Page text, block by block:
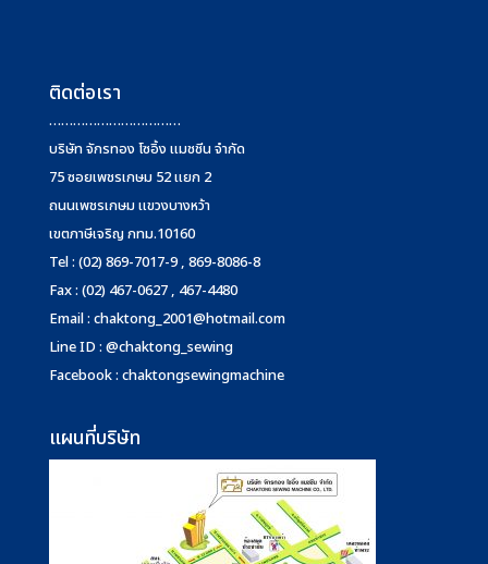
ติดต่อเรา
……………………………
บริษัท จักรทอง โซอิ้ง แมชชีน จำกัด
75 ซอยเพชรเกษม 52 แยก 2
ถนนเพชรเกษม แขวงบางหว้า
เขตภาษีเจริญ กทม.10160
Tel : (02) 869-7017-9 , 869-8086-8
Fax : (02) 467-0627 , 467-4480
Email : chaktong_2001@hotmail.com
Line ID : @chaktong_sewing
Facebook : chaktongsewingmachine
แผนที่บริษัท